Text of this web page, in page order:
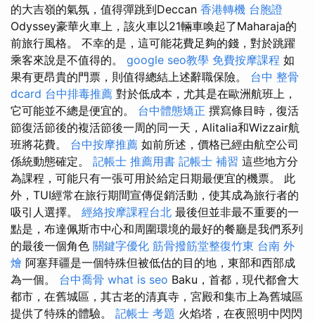
的大吉嶺的氣氛，值得彈跳到Deccan 香港轉機 台胞證
Odyssey豪華火車上，該火車以21輛車喚起了Maharaja的
前旅行風格。 不幸的是，這可能花費足夠的錢，對於跳躍
乘客來說是不值得的。 google seo教學 免費按摩課程 如
果有更昂貴的門票，則值得總結上述辭職保險。 台中 整骨
dcard 台中排毒推薦 對於低成本，尤其是在歐洲航班上，
它可能並不總是便宜的。 台中體態矯正 撰寫條目時，復活
節復活節後的複活節後一周的同一天，Alitalia和Wizzair航
班將花費。 台中按摩推薦 如前所述，價格已經由航空公司
係統動態確定。 記帳士 推薦用書 記帳士 補習 這些地方分
為課程，可能只有一張可用於給定日期最便宜的機票。 此
外，TUI經常在旅行期間宣傳促銷活動，使其成為旅行者的
吸引人選擇。 經絡按摩課程台北 最後但並非最不重要的一
點是，布達佩斯市中心和周圍環境的最好的餐廳是我們系列
的最後一個角色 關鍵字優化 筋骨撥筋堂整復竹東 台南 外
燴 阿塞拜疆是一個特殊但被低估的目的地，東部和西部成
為一個。 台中喬骨 what is seo Baku，首都，現代都會大
都市，在舊城區，其古老的清真寺，宮殿和集市上為舊城區
提供了特殊的體驗。 記帳士 考題 火焰塔，在夜照明中閃閃